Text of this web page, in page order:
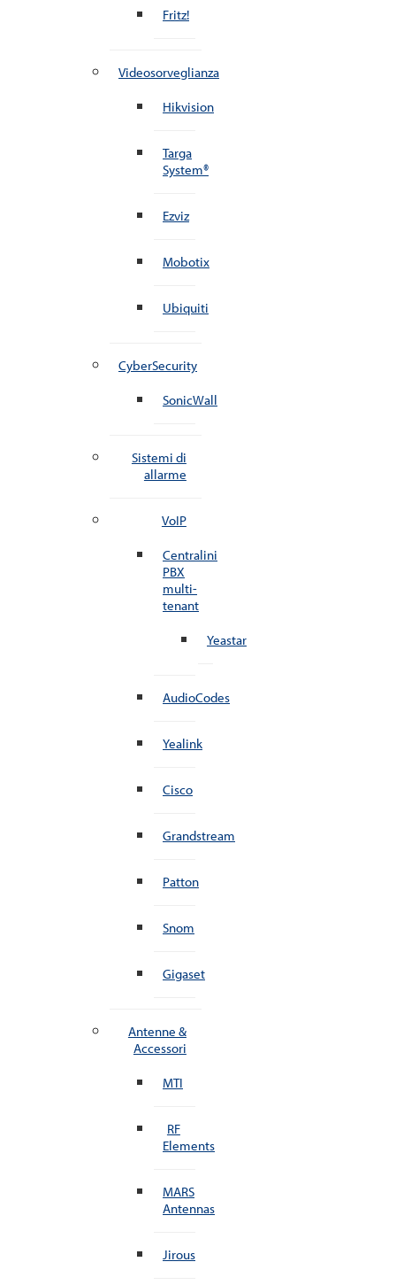
Fritz!
Videosorveglianza
Hikvision
Targa
System®
Ezviz
Mobotix
Ubiquiti
CyberSecurity
SonicWall
Sistemi di
allarme
VoIP
Centralini
PBX
multi-
tenant
Yeastar
AudioCodes
Yealink
Cisco
Grandstream
Patton
Snom
Gigaset
Antenne &
Accessori
MTI
RF
Elements
MARS
Antennas
Jirous